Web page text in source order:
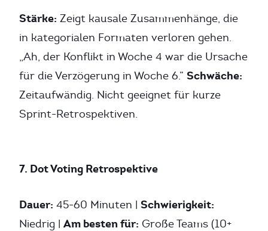
Stärke: Zeigt kausale Zusammenhänge, die
in kategorialen Formaten verloren gehen.
„Ah, der Konflikt in Woche 4 war die Ursache
für die Verzögerung in Woche 6.” Schwäche:
Zeitaufwändig. Nicht geeignet für kurze
Sprint-Retrospektiven.
7. Dot Voting Retrospektive
Dauer: 45-60 Minuten | Schwierigkeit:
Niedrig | Am besten für: Große Teams (10+